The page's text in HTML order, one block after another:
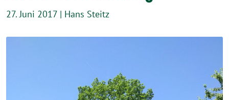
27. Juni 2017 | Hans Steitz